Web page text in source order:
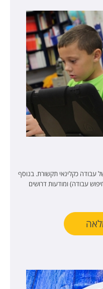
עבודה כקלינאי תקשורת. בנוסף
עבודה) ומודעות דרושים